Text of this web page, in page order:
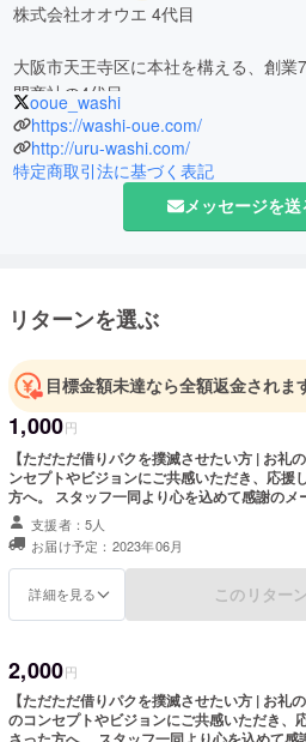
株式会社オオウエ 4代目
大阪市天王寺区に本社を構える、創
門商社の4代目。
大学卒業後、新卒で凸版印刷株式会社
刷物を中心とした企業販促・マーケテ
験する。その後、海外での就労経験を
ニューデリーのMBグループにて2年強
投資支援の事業を行ったのち、オオウ
ooue_washi
https://washi-oue.com/
http://uru-washi.com/
特定商取引法に基づく表記
メッセージを送
リターンを選ぶ
目標金額未達なら全額返金されま
1,000円
【ただただ借りパクを撲滅させたい方 | お礼
ンセプトやビジョンにご共感いただき、応援
方へ。 スタッフ一同より心を込めて感謝のメ
す。 そして、いつの日か必ずや借りパクを撲
支援者：5人
お届け予定：2023年06月
詳細を見る このリター
2,000円
【ただただ借りパクを撲滅させたい方 | お礼
のコンセプトやビジョンにご共感いただき、